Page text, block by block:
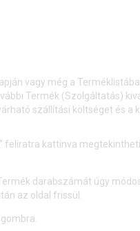
vagy még a
Termék (Szolgáltatás)
szállítási költséget és
kattinva
darabszámát úgy
az oldal frissül.